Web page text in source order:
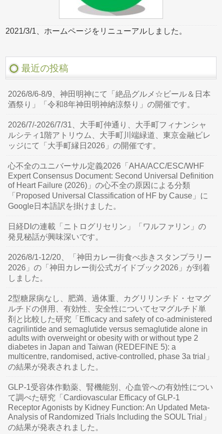
2021/3/1、ホームページをリニューアルしました。
最近の投稿
2026/8/6-8/9、神田明神にて「絶品グルメ☆ビール＆日本
酒祭り」「令和8年神田明神納涼祭り」の開催です。
2026/7/-2026/7/31、大手町仲通り、大手町フィナンシャ
ルシティ1階アトリウム、大手町川端緑道、東京金融ビレ
ッジにて「大手町縁日2026」の開催です。
心不全のユニバーサル定義2026「AHA/ACC/ESC/WHF
Expert Consensus Document: Second Universal Definition
of Heart Failure (2026)」の心不全の原因による分類
「Proposed Universal Classification of HF by Cause」に
Google日本語訳を掛けました。
日経DIの連載「ニトログリセリン」「ワルファリン」の
発見秘話が興味深いです。
2026/8/1-12/20、「神田カレー街食べ歩きスタンプラリー
2026」の「神田カレー街公式ガイドブック2026」が到着
しました。
2型糖尿病なし、肥満、過体重、カグリリンチド・セマグ
ルチドの併用、有効性、安全性についてセマグルチド単
剤と比較した研究「Efficacy and safety of co-administered
cagrilintide and semaglutide versus semaglutide alone in
adults with overweight or obesity with or without type 2
diabetes in Japan and Taiwan (REDEFINE 5): a
multicentre, randomised, active-controlled, phase 3a trial」
の結果が発表されました。
GLP-1受容体作動薬、腎機能別、心血管への有効性につい
て調べた研究「Cardiovascular Efficacy of GLP-1
Receptor Agonists by Kidney Function: An Updated Meta-
Analysis of Randomized Trials Including the SOUL Trial」
の結果が発表されました。